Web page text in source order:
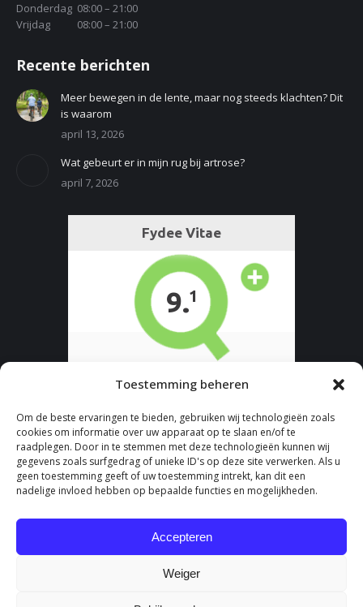
Toestemming beheren
Om de beste ervaringen te bieden, gebruiken wij technologieën zoals
cookies om informatie over uw apparaat op te slaan en/of te
raadplegen. Door in te stemmen met deze technologieën kunnen wij
gegevens zoals surfgedrag of unieke ID's op deze site verwerken. Als u
geen toestemming geeft of uw toestemming intrekt, kan dit een
nadelige invloed hebben op bepaalde functies en mogelijkheden.
Accepteren
Weiger
Donderdag 08:00 – 21:00
Vrijdag
08:00 – 21:00
Recente berichten
Meer bewegen in de lente, maar nog steeds klachten? Dit
is waarom
april 13, 2026
Wat gebeurt er in mijn rug bij artrose?
april 7, 2026